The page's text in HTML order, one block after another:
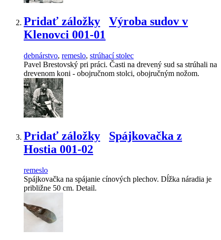
Pridať záložky
Výroba sudov v
Klenovci 001-01
debnárstvo, remeslo, strúhací stolec
Pavel Brestovský pri práci. Časti na drevený sud sa strúhali na
drevenom koni - obojručnom stolci, obojručným nožom.
Pridať záložky
Spájkovačka z
Hostia 001-02
remeslo
Spájkovačka na spájanie cínových plechov. Dĺžka náradia je
približne 50 cm. Detail.